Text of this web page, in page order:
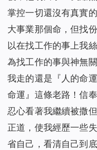
掌控一切還沒有真實
大事業那個命，但找
以在找工作的事上我
為找工作的事與神無
我走的還是『人的命
命運』這條老路！信
忍心看著我繼續被撒
正道，使我經歷一些
省自己，看清自己到